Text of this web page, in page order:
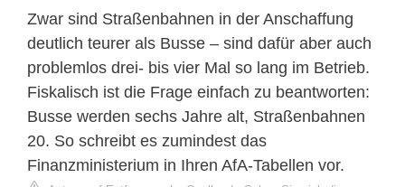
Zwar sind Straßenbahnen in der Anschaffung
deutlich teurer als Busse – sind dafür aber auch
problemlos drei- bis vier Mal so lang im Betrieb.
Fiskalisch ist die Frage einfach zu beantworten:
Busse werden sechs Jahre alt, Straßenbahnen
20. So schreibt es zumindest das
Finanzministerium in Ihren AfA-Tabellen vor.